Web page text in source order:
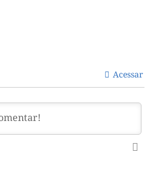
Acessar